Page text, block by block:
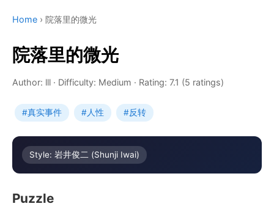
Home › 院落里的微光
院落里的微光
Author: lll · Difficulty: Medium · Rating: 7.1 (5 ratings)
#真实事件 #人性 #反转
Style: 岩井俊二 (Shunji Iwai)
Puzzle